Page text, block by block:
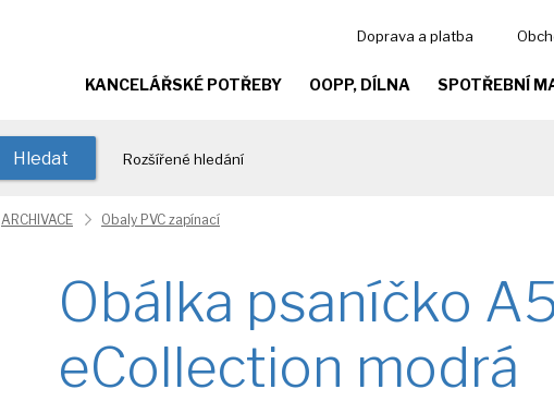
Doprava a platba
KANCELÁŘSKÉ POTŘEBY OOPP, DÍLNA SPOTŘEBNÍ
Hledat Rozšířené hledání
ARCHIVACE Obaly PVC zapínací
Obálka psaníčko
eCollection modrá